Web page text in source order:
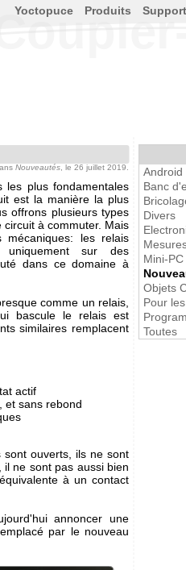
Nouveautés , le 26 juillet 2019.
les plus fondamentales
est la manière la plus
offrons plusieurs types
à commuter. Mais
les relais
sur des
dans ce domaine à
comme un relais,
bascule le relais est
similaires remplacent
actif
et sans rebond
sont ouverts, ils ne sont
ne sont pas aussi bien
à un contact
annoncer une
par le nouveau
Yoctopuce Produits Support
Android
Banc
Divers
Mini-PC
Objets
Pour
Toutes